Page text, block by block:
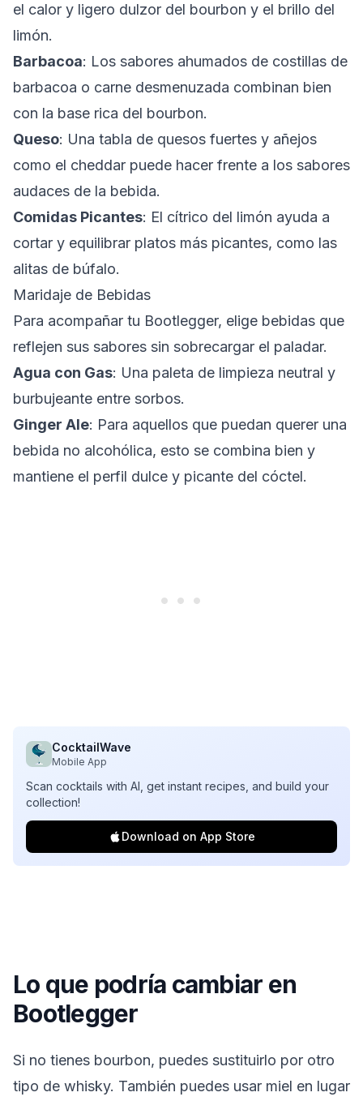
el calor y ligero dulzor del bourbon y el brillo del
limón.
Barbacoa: Los sabores ahumados de costillas de
barbacoa o carne desmenuzada combinan bien
con la base rica del bourbon.
Queso: Una tabla de quesos fuertes y añejos
como el cheddar puede hacer frente a los sabores
audaces de la bebida.
Comidas Picantes: El cítrico del limón ayuda a
cortar y equilibrar platos más picantes, como las
alitas de búfalo.
Maridaje de Bebidas
Para acompañar tu Bootlegger, elige bebidas que
reflejen sus sabores sin sobrecargar el paladar.
Agua con Gas: Una paleta de limpieza neutral y
burbujeante entre sorbos.
Ginger Ale: Para aquellos que puedan querer una
bebida no alcohólica, esto se combina bien y
mantiene el perfil dulce y picante del cóctel.
CocktailWave
Mobile App
Scan cocktails with AI, get instant recipes, and build your
collection!
Download on App Store
Lo que podría cambiar en
Bootlegger
Si no tienes bourbon, puedes sustituirlo por otro
tipo de whisky. También puedes usar miel en lugar